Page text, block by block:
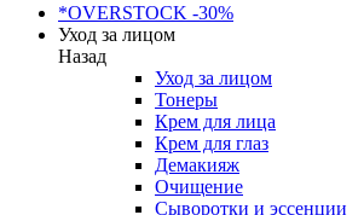
*OVERSTOCK -30%
Уход за лицом
Назад
Уход за лицом
Тонеры
Крем для лица
Крем для глаз
Демакияж
Очищение
Сыворотки и эссенции